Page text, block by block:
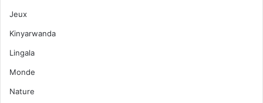
Jeux
Kinyarwanda
Lingala
Monde
Nature